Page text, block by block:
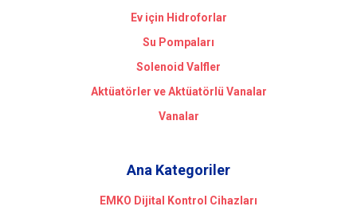
Ev için Hidroforlar
Su Pompaları
Solenoid Valfler
Aktüatörler ve Aktüatörlü Vanalar
Vanalar
Ana Kategoriler
EMKO Dijital Kontrol Cihazları